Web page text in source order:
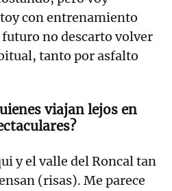
con entrenamiento
no descarto volver
tanto por asfalto
viajan lejos en
y el valle del Roncal tan
(risas). Me parece